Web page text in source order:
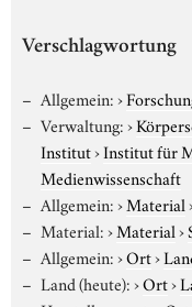
Verschlagwortung
Allgemein:›
Verwaltung:›
Institut›Institut für
Medienwissenschaft
Allgemein:›Material
Material:›Material›
Allgemein:›Ort›
Land (heute):›Ort›